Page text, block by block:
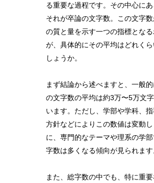
る重要な過程です。その中心にあ
それが卒論の文字数。この文字
の質と量を示す一つの指標とな
が、具体的にその平均はどれく
しょうか。
まず結論から述べますと、一般
の文字数の平均は約3万〜5万文
います。ただし、学部や学科、
方針などによりこの数値は変動
に、専門的なテーマや理系の学
字数は多くなる傾向が見られます
また、総字数の中でも、特に重